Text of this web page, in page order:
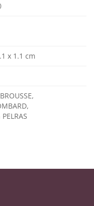
x 1.1 cm